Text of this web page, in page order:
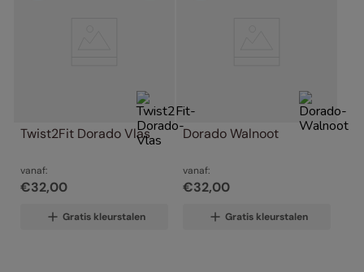
Twist2Fit Dorado Vlas
vanaf:
€32,00
Gratis kleurstalen
Dorado Walnoot
vanaf:
€32,00
Gratis kleurstalen